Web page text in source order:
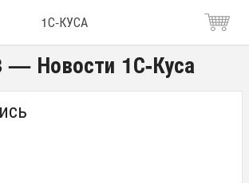
1С-КУСА
Новости 1С-Куса